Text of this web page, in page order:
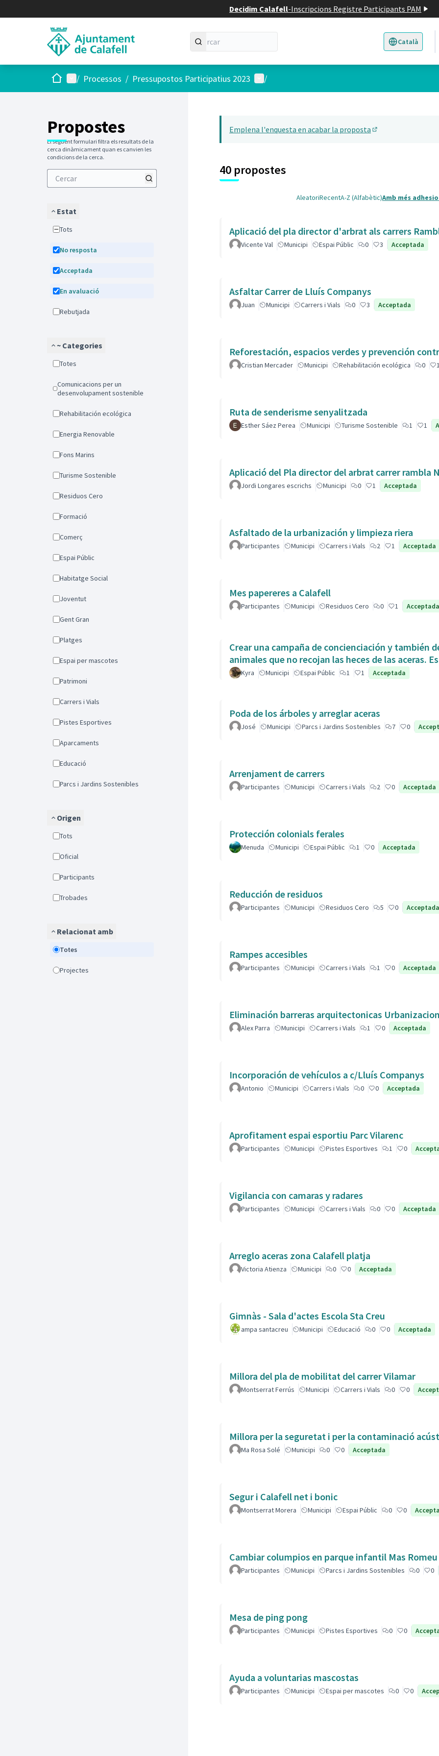
Decidim Calafell-Inscripcions Registre Participants PAM
Català
Triar la llengua
Inici Menú principal
/ Processos / Pressupostos Participatius 2023 Menú d'usuari
/
Propostes
El següent formulari filtra els resultats de la
cerca dinàmicament quan es canvien les
condicions de la cerca.
Estat
Tots
No resposta
Acceptada
En avaluació
Rebutjada
~ Categories
Totes
Comunicacions per un
desenvolupament sostenible
Rehabilitación ecológica
Energia Renovable
Fons Marins
Turisme Sostenible
Residuos Cero
Formació
Comerç
Espai Públic
Habitatge Social
Joventut
Gent Gran
Platges
Espai per mascotes
Patrimoni
Carrers i Vials
Pistes Esportives
Aparcaments
Educació
Parcs i Jardins Sostenibles
Origen
Tots
Oficial
Participants
Trobades
Relacionat amb
Totes
Projectes
14
Emplena l'enquesta en acabar la proposta
40 propostes
AleatoriRecentA-Z (Alfabètic)Amb més
Aplicació del pla director d'arbrat als carrers
Vicente Val Municipi Espai Públic 0 3 Acceptada
Asfaltar Carrer de Lluís Companys
Juan Municipi Carrers i Vials 0 3 Acceptada
Reforestación, espacios verdes y prevención
Cristian Mercader Municipi Rehabilitación ecológica 0
Ruta de senderisme senyalitzada
Esther Sáez Perea Municipi Turisme Sostenible 1 1
Aplicació del Pla director del arbrat carrer rambla
Jordi Longares escrichs Municipi 0 1 Acceptada
Asfaltado de la urbanización y limpieza riera
Participantes Municipi Carrers i Vials 2 1 Acceptada
Mes papereres a Calafell
Participantes Municipi Residuos Cero 0 1 Acceptada
Crear una campaña de concienciación y también
animales que no recojan las heces de las aceras.
Kyra Municipi Espai Públic 1 1 Acceptada
Poda de los árboles y arreglar aceras
José Municipi Parcs i Jardins Sostenibles 7 0
Arrenjament de carrers
Participantes Municipi Carrers i Vials 2 0 Acceptada
Protección colonials ferales
Menuda Municipi Espai Públic 1 0 Acceptada
Reducción de residuos
Participantes Municipi Residuos Cero 5 0 Acceptada
Rampes accesibles
Participantes Municipi Carrers i Vials 1 0 Acceptada
Eliminación barreras arquitectonicas
Alex Parra Municipi Carrers i Vials 1 0 Acceptada
Incorporación de vehículos a c/Lluís Companys
Antonio Municipi Carrers i Vials 0 0 Acceptada
Aprofitament espai esportiu Parc Vilarenc
Participantes Municipi Pistes Esportives 1 0
Vigilancia con camaras y radares
Participantes Municipi Carrers i Vials 0 0 Acceptada
Arreglo aceras zona Calafell platja
Victoria Atienza Municipi 0 0 Acceptada
Gimnàs - Sala d'actes Escola Sta Creu
ampa santacreu Municipi Educació 0 0 Acceptada
Millora del pla de mobilitat del carrer Vilamar
Montserrat Ferrús Municipi Carrers i Vials 0 0
Millora per la seguretat i per la contaminació
Ma Rosa Solé Municipi 0 0 Acceptada
Segur i Calafell net i bonic
Montserrat Morera Municipi Espai Públic 0 0
Cambiar columpios en parque infantil Mas Romeu
Participantes Municipi Parcs i Jardins Sostenibles 0 0
Mesa de ping pong
Participantes Municipi Pistes Esportives 0 0
Ayuda a voluntarias mascostas
Participantes Municipi Espai per mascotes 0 0